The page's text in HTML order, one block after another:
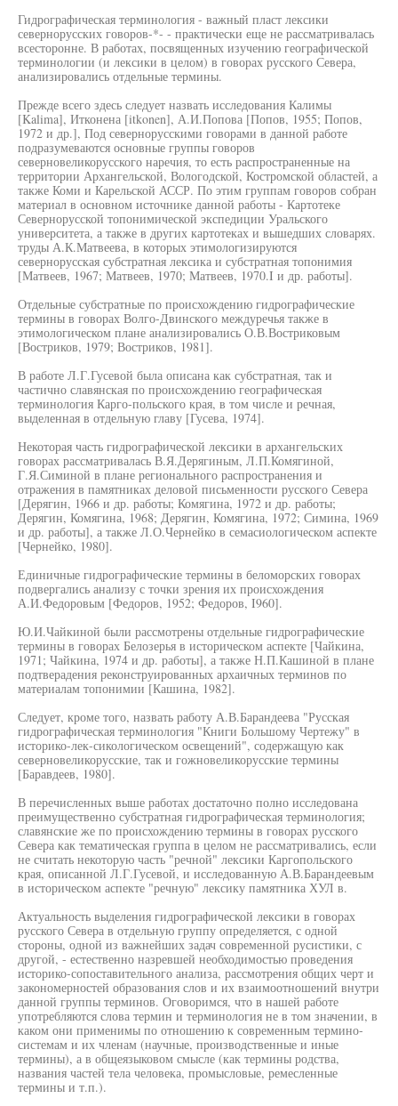
Гидрографическая терминология - важный пласт лексики
севернорусских говоров-*- - практически еще не рассматривалась
всесторонне. В работах, посвященных изучению географической
терминологии (и лексики в целом) в говорах русского Севера,
анализировались отдельные термины.
Прежде всего здесь следует назвать исследования Калимы
[Kalima], Итконена [itkonen], А.И.Попова [Попов, 1955; Попов,
1972 и др.], Под севернорусскими говорами в данной работе
подразумеваются основные группы говоров
северновеликорусского наречия, то есть распространенные на
территории Архангельской, Вологодской, Костромской областей, а
также Коми и Карельской АССР. По этим группам говоров собран
материал в основном источнике данной работы - Картотеке
Севернорусской топонимической экспедиции Уральского
университета, а также в других картотеках и вышедших словарях.
труды А.К.Матвеева, в которых этимологизируются
севернорусская субстратная лексика и субстратная топонимия
[Матвеев, 1967; Матвеев, 1970; Матвеев, 1970.I и др. работы].
Отдельные субстратные по происхождению гидрографические
термины в говорах Волго-Двинского междуречья также в
этимологическом плане анализировались О.В.Востриковым
[Востриков, 1979; Востриков, 1981].
В работе Л.Г.Гусевой была описана как субстратная, так и
частично славянская по происхождению географическая
терминология Карго-польского края, в том числе и речная,
выделенная в отдельную главу [Гусева, 1974].
Некоторая часть гидрографической лексики в архангельских
говорах рассматривалась В.Я.Дерягиным, Л.П.Комягиной,
Г.Я.Симиной в плане регионального распространения и
отражения в памятниках деловой письменности русского Севера
[Дерягин, 1966 и др. работы; Комягина, 1972 и др. работы;
Дерягин, Комягина, 1968; Дерягин, Комягина, 1972; Симина, 1969
и др. работы], а также Л.О.Чернейко в семасиологическом аспекте
[Чернейко, 1980].
Единичные гидрографические термины в беломорских говорах
подвергались анализу с точки зрения их происхождения
А.И.Федоровым [Федоров, 1952; Федоров, I960].
Ю.И.Чайкиной были рассмотрены отдельные гидрографические
термины в говорах Белозерья в историческом аспекте [Чайкина,
1971; Чайкина, 1974 и др. работы], а также Н.П.Кашиной в плане
подтверадения реконструированных архаичных терминов по
материалам топонимии [Кашина, 1982].
Следует, кроме того, назвать работу А.В.Барандеева "Русская
гидрографическая терминология "Книги Большому Чертежу" в
историко-лек-сикологическом освещений", содержащую как
северновеликорусские, так и гожновеликорусские термины
[Баравдеев, 1980].
В перечисленных выше работах достаточно полно исследована
преимущественно субстратная гидрографическая терминология;
славянские же по происхождению термины в говорах русского
Севера как тематическая группа в целом не рассматривались, если
не считать некоторую часть "речной" лексики Каргопольского
края, описанной Л.Г.Гусевой, и исследованную А.В.Барандеевым
в историческом аспекте "речную" лексику памятника ХУЛ в.
Актуальность выделения гидрографической лексики в говорах
русского Севера в отдельную группу определяется, с одной
стороны, одной из важнейших задач современной русистики, с
другой, - естественно назревшей необходимостью проведения
историко-сопоставительного анализа, рассмотрения общих черт и
закономерностей образования слов и их взаимоотношений внутри
данной группы терминов. Оговоримся, что в нашей работе
употребляются слова термин и терминология не в том значении, в
каком они применимы по отношению к современным термино-
системам и их членам (научные, производственные и иные
термины), а в общеязыковом смысле (как термины родства,
названия частей тела человека, промысловые, ремесленные
термины и т.п.).